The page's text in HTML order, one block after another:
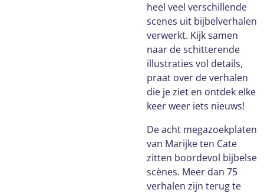
heel veel verschillende
scenes uit bijbelverhalen
verwerkt. Kijk samen
naar de schitterende
illustraties vol details,
praat over de verhalen
die je ziet en ontdek elke
keer weer iets nieuws!
De acht megazoekplaten
van Marijke ten Cate
zitten boordevol bijbelse
scènes. Meer dan 75
verhalen zijn terug te